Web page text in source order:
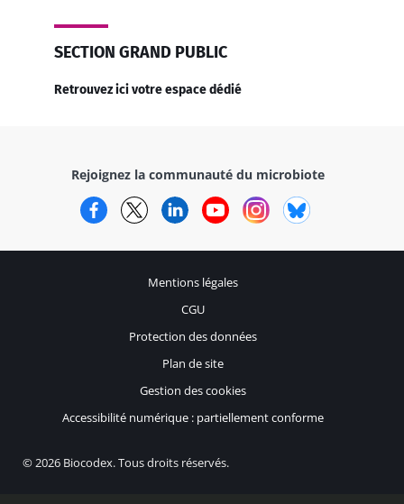
SECTION GRAND PUBLIC
Retrouvez ici votre espace dédié
Rejoignez la communauté du microbiote
FacebookTwitterLinkedInYouTubeInstagram
© 2026 Biocodex. Tous droits réservés.
Mentions légales
CGU
Protection des données
Plan de site
Gestion des cookies
Accessibilité numérique : partiellement conforme